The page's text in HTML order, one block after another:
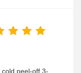
peel-off 3-